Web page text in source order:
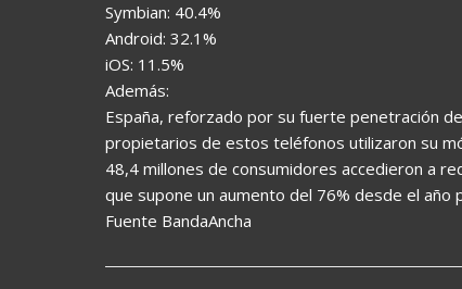
Symbian: 40.4%
Android: 32.1%
iOS: 11.5%
Además:
España, reforzado por su fuerte penetración
propietarios de estos teléfonos utilizaron su
48,4 millones de consumidores accedieron a
que supone un aumento del 76% desde el año
Fuente BandaAncha